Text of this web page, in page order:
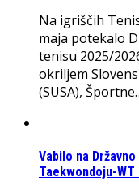
Na igriščih
maja potekalo
tenisu 2025/
okriljem
(SUSA),
Vabilo na
Taekwondoju-